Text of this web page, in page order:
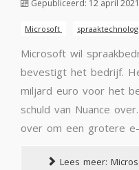
Gepubliceerd: 12 april 2021
Microsoft
Microsoft wil
bevestigt het bedrijf.
miljard euro voor het
schuld van Nuance
over om een grotere
Lees meer: